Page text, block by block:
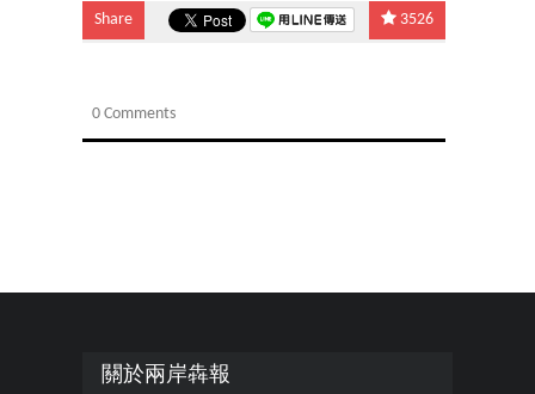
Share 3526
0 Comments
關於兩岸犇報